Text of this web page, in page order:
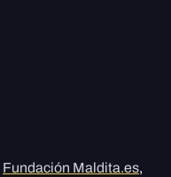
Fundación Maldita.es,